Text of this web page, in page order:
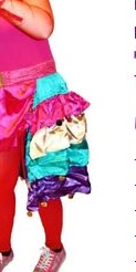
аниматоры цены, #аниматоры на
#аниматор на дом, #детский
праздник киев отзывы
#детский центр развития киев
на детский праздник киев
#аниматоры на детский праздник
на детский праздник